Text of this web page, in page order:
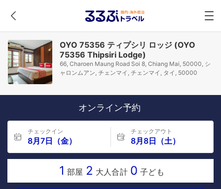
OYO 75356 ティプシリ ロッジ (OYO
75356 Thipsiri Lodge)
66, Charoen Maung Road Soi 8, Chiang Mai, 50000, シ
ャロンムアン, チェンマイ, チェンマイ, タイ, 50000
オンライン予約
チェックイン
8月7日（金）
チェックアウト
8月8日（土）
1 部屋 2 大人合計 0 子ども